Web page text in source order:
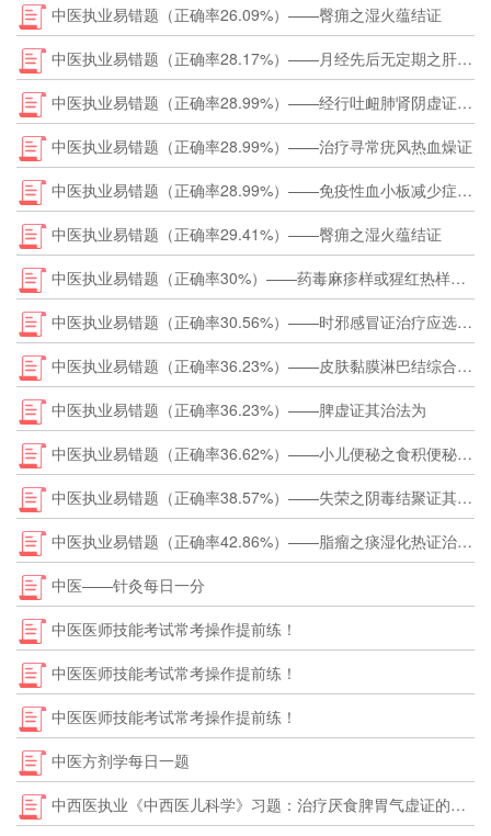
中医执业易错题（正确率26.09%）——臀痈之湿火蕴结证
中医执业易错题（正确率28.17%）——月经先后无定期之肝郁肾虚者
中医执业易错题（正确率28.99%）——经行吐衄肺肾阴虚证治疗的最佳选方
中医执业易错题（正确率28.99%）——治疗寻常疣风热血燥证
中医执业易错题（正确率28.99%）——免疫性血小板减少症紫癜的常见部位
中医执业易错题（正确率29.41%）——臀痈之湿火蕴结证
中医执业易错题（正确率30%）——药毒麻疹样或猩红热样型是
中医执业易错题（正确率30.56%）——时邪感冒证治疗应选择的方剂
中医执业易错题（正确率36.23%）——皮肤黏膜淋巴结综合征之气营两燔证的治法
中医执业易错题（正确率36.23%）——脾虚证其治法为
中医执业易错题（正确率36.62%）——小儿便秘之食积便秘证治疗应选择的方剂
中医执业易错题（正确率38.57%）——失荣之阴毒结聚证其诊断是
中医执业易错题（正确率42.86%）——脂瘤之痰湿化热证治疗应首选的方剂
中医——针灸每日一分
中医医师技能考试常考操作提前练！
中医医师技能考试常考操作提前练！
中医医师技能考试常考操作提前练！
中医方剂学每日一题
中西医执业《中西医儿科学》习题：治疗厌食脾胃气虚证的首选方剂是